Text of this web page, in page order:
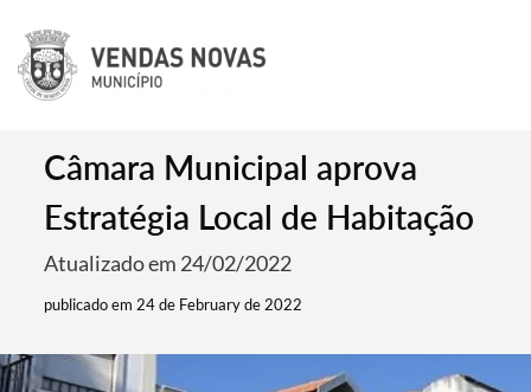
Câmara Municipal aprova
Estratégia Local de Habitação
Atualizado em 24/02/2022
publicado em 24 de February de 2022